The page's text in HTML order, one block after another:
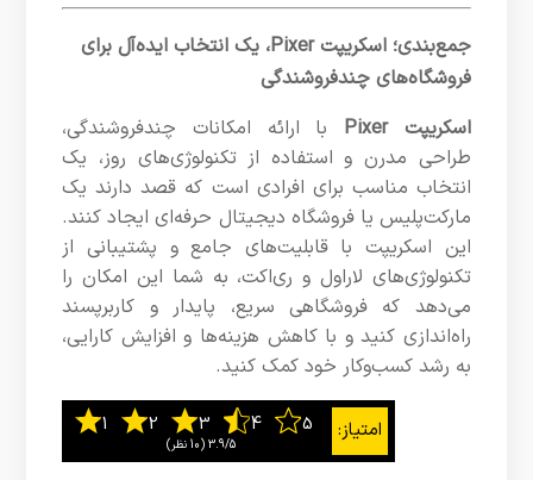
جمع‌بندی؛ اسکریپت Pixer، یک انتخاب ایده‌آل برای
فروشگاه‌های چندفروشندگی
اسکریپت Pixer
با ارائه امکانات چندفروشندگی،
طراحی مدرن و استفاده از تکنولوژی‌های روز، یک
انتخاب مناسب برای افرادی است که قصد دارند یک
مارکت‌پلیس یا فروشگاه دیجیتال حرفه‌ای ایجاد کنند.
این اسکریپت با قابلیت‌های جامع و پشتیبانی از
تکنولوژی‌های لاراول و ری‌اکت، به شما این امکان را
می‌دهد که فروشگاهی سریع، پایدار و کاربرپسند
راه‌اندازی کنید و با کاهش هزینه‌ها و افزایش کارایی،
به رشد کسب‌وکار خود کمک کنید.
3.9/5 ‏‫(10 نظر)‬